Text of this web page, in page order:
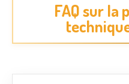
FAQ sur la